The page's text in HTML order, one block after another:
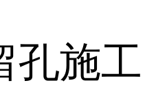
孔施工